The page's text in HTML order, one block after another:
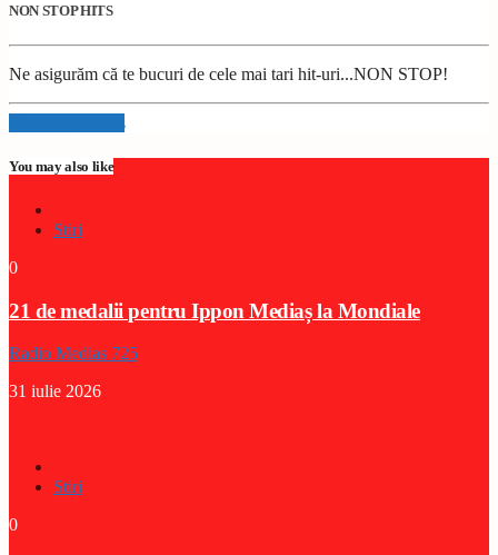
NON STOP HITS
Ne asigurăm că te bucuri de cele mai tari hit-uri...NON STOP!
Info and episodes
You may also like
Stiri
0
21 de medalii pentru Ippon Mediaș la Mondiale
Radio Medias 725
31 iulie 2026
Stiri
0